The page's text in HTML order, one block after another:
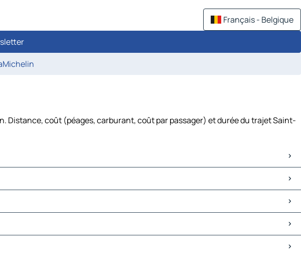
Français - Belgique
coût (péages, carburant, coût par passager) et durée du trajet Saint-